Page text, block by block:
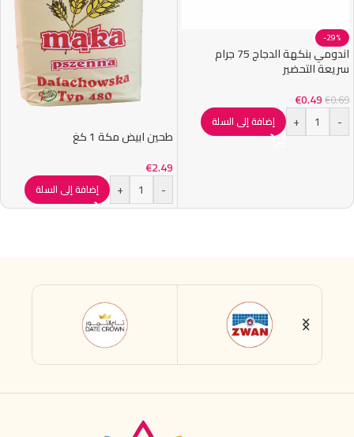
-29%
اندومي بنكهة الدجاج 75 جرام
سريعة التحضير
€0.69
€0.49
-
+ إضافة إلى السلة
طحين ابيض مكة 1 كغ
€2.49
-
+ إضافة إلى السلة